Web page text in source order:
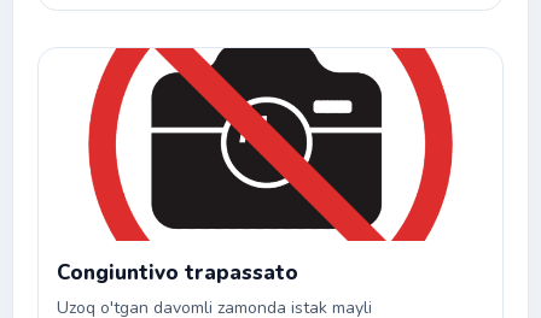
Congiuntivo trapassato
Uzoq o'tgan davomli zamonda istak mayli